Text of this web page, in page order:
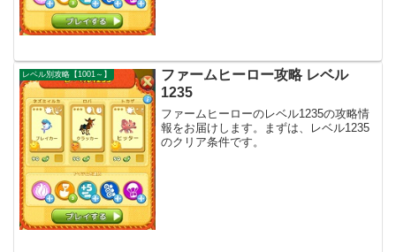
レベル別攻略【1001～】
ファームヒーロー攻略 レベル
1235
ファームヒーローのレベル1235の攻略情
報をお届けします。まずは、レベル1235
のクリア条件です。